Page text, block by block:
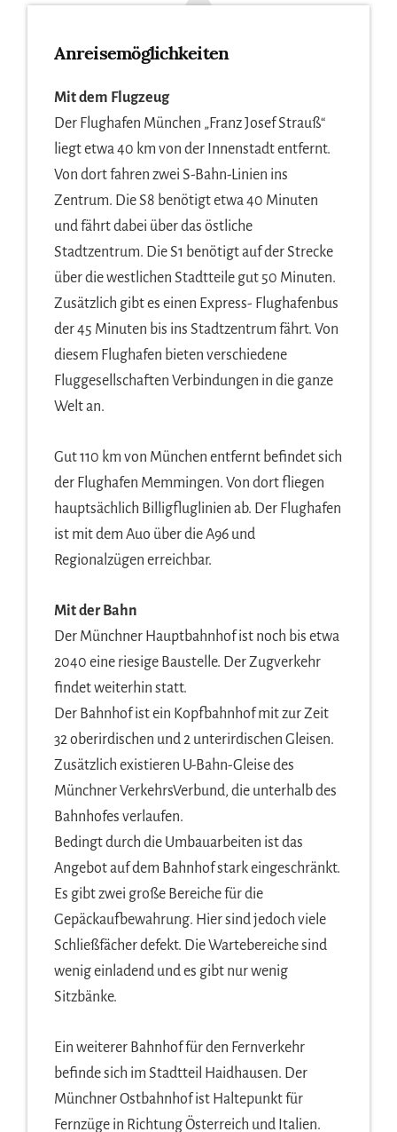
Anreisemöglichkeiten
Mit dem Flugzeug
Der Flughafen München „Franz Josef Strauß“
liegt etwa 40 km von der Innenstadt entfernt.
Von dort fahren zwei S-Bahn-Linien ins
Zentrum. Die S8 benötigt etwa 40 Minuten
und fährt dabei über das östliche
Stadtzentrum. Die S1 benötigt auf der Strecke
über die westlichen Stadtteile gut 50 Minuten.
Zusätzlich gibt es einen Express- Flughafenbus
der 45 Minuten bis ins Stadtzentrum fährt. Von
diesem Flughafen bieten verschiedene
Fluggesellschaften Verbindungen in die ganze
Welt an.
Gut 110 km von München entfernt befindet sich
der Flughafen Memmingen. Von dort fliegen
hauptsächlich Billigfluglinien ab. Der Flughafen
ist mit dem Auo über die A96 und
Regionalzügen erreichbar.
Mit der Bahn
Der Münchner Hauptbahnhof ist noch bis etwa
2040 eine riesige Baustelle. Der Zugverkehr
findet weiterhin statt.
Der Bahnhof ist ein Kopfbahnhof mit zur Zeit
32 oberirdischen und 2 unterirdischen Gleisen.
Zusätzlich existieren U-Bahn-Gleise des
Münchner VerkehrsVerbund, die unterhalb des
Bahnhofes verlaufen.
Bedingt durch die Umbauarbeiten ist das
Angebot auf dem Bahnhof stark eingeschränkt.
Es gibt zwei große Bereiche für die
Gepäckaufbewahrung. Hier sind jedoch viele
Schließfächer defekt. Die Wartebereiche sind
wenig einladend und es gibt nur wenig
Sitzbänke.
Ein weiterer Bahnhof für den Fernverkehr
befinde sich im Stadtteil Haidhausen. Der
Münchner Ostbahnhof ist Haltepunkt für
Fernzüge in Richtung Österreich und Italien.